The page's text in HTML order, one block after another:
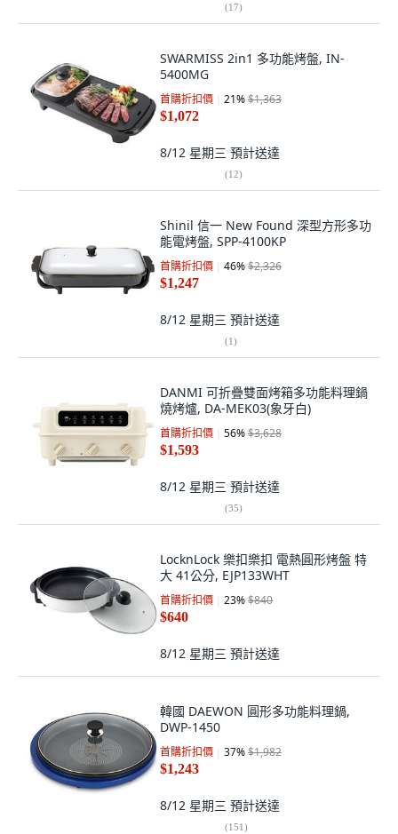
(17)
SWARMISS 2in1 多功能烤盤, IN-
5400MG
首購折扣價 21%$1,363
$1,072
8/12 星期三 預計送達
(12)
Shinil 信一 New Found 深型方形多功
能電烤盤, SPP-4100KP
首購折扣價 46%$2,326
$1,247
8/12 星期三 預計送達
(1)
DANMI 可折疊雙面烤箱多功能料理鍋
燒烤爐, DA-MEK03(象牙白)
首購折扣價 56%$3,628
$1,593
8/12 星期三 預計送達
(35)
LocknLock 樂扣樂扣 電熱圓形烤盤 特
大 41公分, EJP133WHT
首購折扣價 23%$840
$640
8/12 星期三 預計送達
韓國 DAEWON 圓形多功能料理鍋,
DWP-1450
首購折扣價 37%$1,982
$1,243
8/12 星期三 預計送達
(151)